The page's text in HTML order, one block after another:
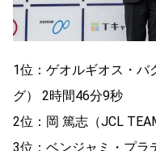
1位：ゲオルギオス・バ
グ） 2時間46分9秒
2位：岡 篤志（JCL
3位：ベンジャミ・プラ